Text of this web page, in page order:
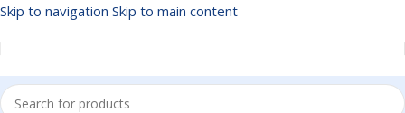
Skip to navigation Skip to main content